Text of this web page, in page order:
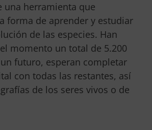
una herramienta que
forma de aprender y estudiar
de las especies. Han
momento un total de 5.200
futuro, esperan completar
con todas las restantes, así
de los seres vivos o de